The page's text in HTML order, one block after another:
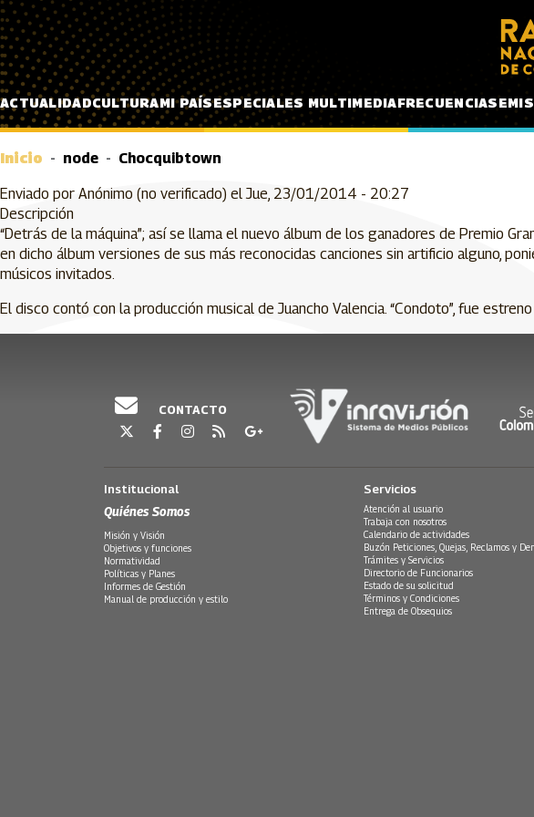
Pasar al contenido principal
ACTUALIDADCULTURAMI PAÍSESPECIALES MULTIMEDIAFRECUENCIAS
Inicio node Chocquibtown
Enviado por Anónimo (no verificado) elJue, 23/01/2014 - 20:27
Descripción
“Detrás de la máquina”; así se llama el nuevo álbum de los ganadores de Premio
en dicho álbum versiones de sus más reconocidas canciones sin artificio alguno,
músicos invitados.
El disco contó con la producción musical de Juancho Valencia. “Condoto”, fue
CONTACTO
Institucional
Quiénes Somos
Misión y Visión
Objetivos y funciones
Normatividad
Políticas y Planes
Informes de Gestión
Manual de producción y estilo
Servicios
Atención al usuario
Trabaja con nosotros
Calendario de actividades
Buzón Peticiones, Quejas, Reclamos y
Trámites y Servicios
Directorio de Funcionarios
Estado de su solicitud
Términos y Condiciones
Entrega de Obsequios